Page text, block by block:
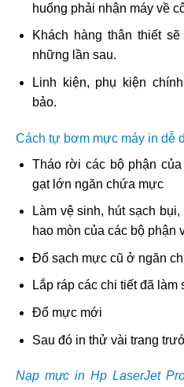
huống phải nhận máy về
Khách hàng thân thiết
những lần sau.
Linh kiện, phụ kiện
bảo.
Cách tự bơm mực máy in dễ
Tháo rời các bộ phận
gạt lớn ngăn chứa mực
Làm vệ sinh, hút sạch
hao mòn của các bộ phận
Đổ sạch mực cũ ở ngăn
Lắp ráp các chi tiết đã làm
Đổ mực mới
Sau đó in thử vài trang
Nạp mực in Hp LaserJet